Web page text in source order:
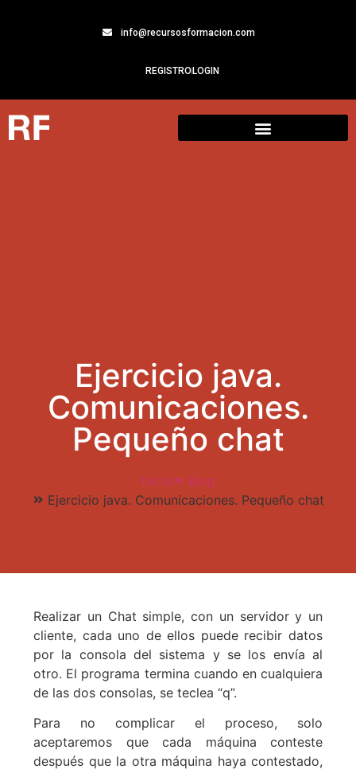
info@recursosformacion.com
REGISTROLOGIN
Ejercicio java.
Comunicaciones.
Pequeño chat
Inicio
Blog
Ejercicio java. Comunicaciones. Pequeño chat
Realizar un Chat simple, con un servidor y un
cliente, cada uno de ellos puede recibir datos
por la consola del sistema y se los envía al
otro. El programa termina cuando en cualquiera
de las dos consolas, se teclea “q”.
Para no complicar el proceso, solo
aceptaremos que cada máquina conteste
después que la otra máquina haya contestado,